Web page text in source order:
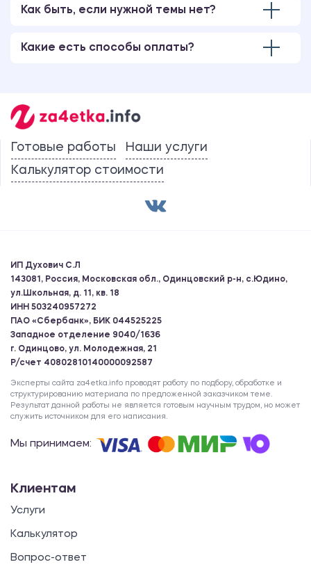
Как быть, если нужной темы нет?
Какие есть способы оплаты?
Готовые работы
Наши услуги
Калькулятор стоимости
ИП Духович С.Л
143081, Россия, Московская обл., Одинцовский р-н, с.Юдино,
ул.Школьная, д. 11, кв. 18
ИНН 503240957272
ПАО «Сбербанк», БИК 044525225
Западное отделение 9040/1636
г. Одинцово, ул. Молодежная, 21
Р/счет 40802810140000092587
Эксперты сайта za4etka.info проводят работу по подбору, обработке и
структурированию материала по предложенной заказчиком теме.
Результат данной работы не является готовым научным трудом, но может
служить источником для его написания.
Мы принимаем:
Клиентам
Услуги
Калькулятор
Вопрос-ответ